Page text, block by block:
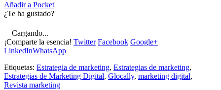
Añadir a Pocket
¿Te ha gustado?
Cargando...
¡Comparte la esencia! Twitter Facebook Google+
LinkedInWhatsApp
Etiquetas: Estrategia de marketing, Estrategias de marketing,
Estrategias de Marketing Digital, Glocally, marketing digital,
Revista marketing